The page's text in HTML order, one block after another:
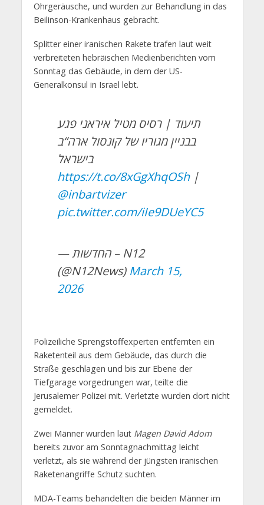
Ohrgeräusche, und wurden zur Behandlung in das
Beilinson-Krankenhaus gebracht.
Splitter einer iranischen Rakete trafen laut weit
verbreiteten hebräischen Medienberichten vom
Sonntag das Gebäude, in dem der US-
Generalkonsul in Israel lebt.
תיעוד | רסיס מטיל איראני פגע
בבניין מגוריו של קונסול ארה“ב
בישראל
https://t.co/8xGgXhqOSh|
@inbartvizer
pic.twitter.com/iIe9DUeYC5
— החדשות – N12
(@N12News) March 15,
2026
Polizeiliche Sprengstoffexperten entfernten ein
Raketenteil aus dem Gebäude, das durch die
Straße geschlagen und bis zur Ebene der
Tiefgarage vorgedrungen war, teilte die
Jerusalemer Polizei mit. Verletzte wurden dort nicht
gemeldet.
Zwei Männer wurden laut Magen David Adom
bereits zuvor am Sonntagnachmittag leicht
verletzt, als sie während der jüngsten iranischen
Raketenangriffe Schutz suchten.
MDA-Teams behandelten die beiden Männer im